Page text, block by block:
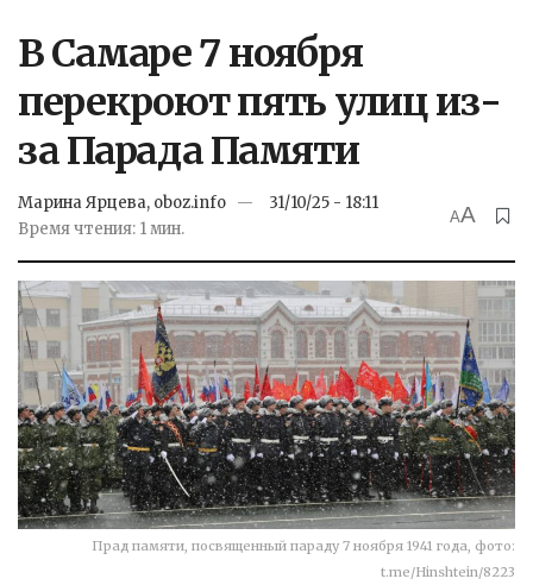
В Самаре 7 ноября
перекроют пять улиц из-
за Парада Памяти
Марина Ярцева, oboz.info
31/10/25 - 18:11
Время чтения: 1 мин.
AA
Прад памяти, посвященный параду 7 ноября 1941 года, фото:
t.me/Hinshtein/8223